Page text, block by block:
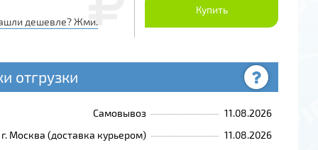
дешевле? Жми.
Купить
отгрузки
Самовывоз
11.08.2026
г. Москва (доставка курьером)
11.08.2026